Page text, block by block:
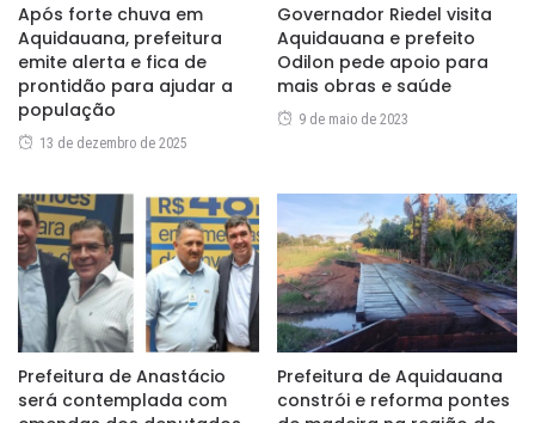
Após forte chuva em
Aquidauana, prefeitura
emite alerta e fica de
prontidão para ajudar a
população
13 de dezembro de 2025
Governador Riedel visita
Aquidauana e prefeito
Odilon pede apoio para
mais obras e saúde
9 de maio de 2023
Prefeitura de Anastácio
será contemplada com
Prefeitura de Aquidauana
constrói e reforma pontes